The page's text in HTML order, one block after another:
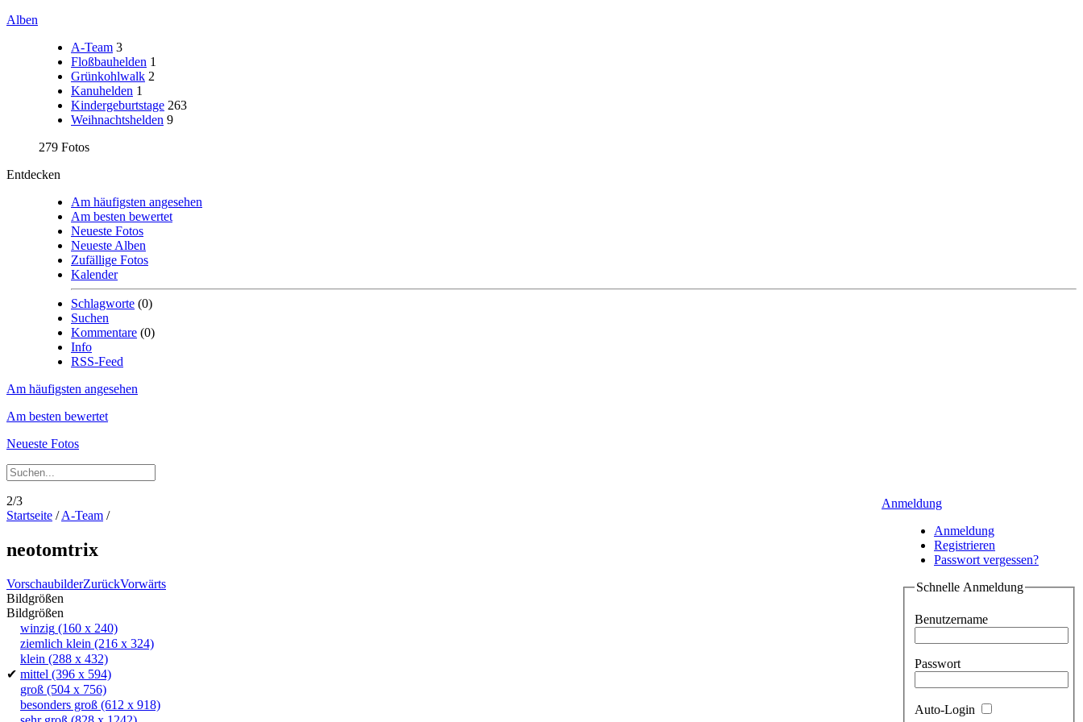
Alben
A-Team 3
Floßbauhelden 1
Grünkohlwalk 2
Kanuhelden 1
Kindergeburtstage 263
Weihnachtshelden 9
279 Fotos
Entdecken
Am häufigsten angesehen
Am besten bewertet
Neueste Fotos
Neueste Alben
Zufällige Fotos
Kalender
Schlagworte (0)
Suchen
Kommentare (0)
Info
RSS-Feed
Am häufigsten angesehen
Am besten bewertet
Neueste Fotos
Anmeldung
Anmeldung
Registrieren
Passwort vergessen?
Schnelle Anmeldung
Benutzername
Passwort
Auto-Login
2/3
Startseite /A-Team /
neotomtrix
VorschaubilderZurückVorwärts
Bildgrößen
Bildgrößen
winzig (160 x 240)
ziemlich klein (216 x 324)
klein (288 x 432)
✔ mittel (396 x 594)
groß (504 x 756)
besonders groß (612 x 918)